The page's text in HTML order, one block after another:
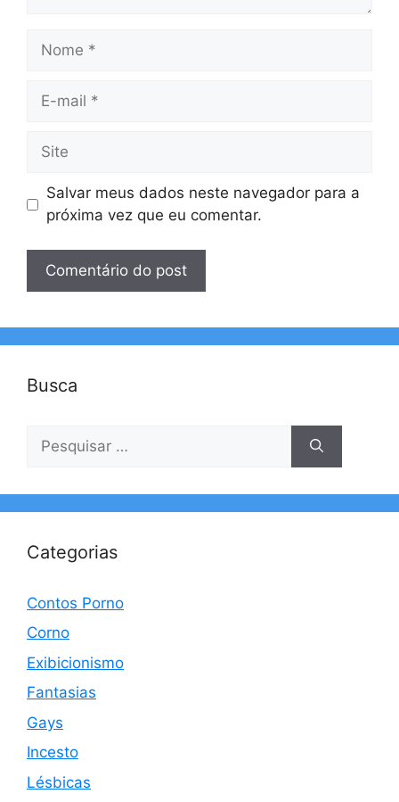
Nome
Site
Salvar meus dados neste navegador para a
próxima vez que eu comentar.
Busca
por:
Categorias
Contos Porno
Corno
Exibicionismo
Fantasias
Gays
Incesto
Lésbicas